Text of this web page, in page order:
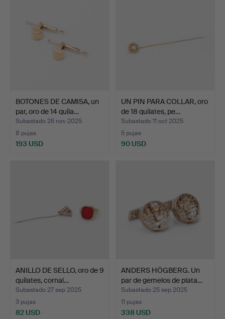
BOTONES DE CAMISA, un
par, oro de 14 quila…
Subastado 26 nov 2025
8 pujas
193 USD
UN PIN PARA COLLAR, oro
de 18 quilates, pe…
Subastado 11 oct 2025
5 pujas
90 USD
ANILLO DE SELLO, oro de 9
quilates, cornal…
Subastado 27 sep 2025
3 pujas
82 USD
ANDERS HÖGBERG. Un
par de gemelos de plata…
Subastado 25 sep 2025
11 pujas
338 USD